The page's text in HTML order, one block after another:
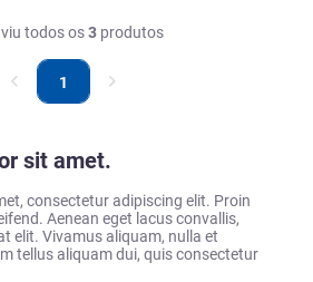
todos os3 produtos
1
sit amet.
consectetur adipiscing elit. Proin
Aenean eget lacus convallis,
elit. Vivamus aliquam, nulla et
tellus aliquam dui, quis consectetur